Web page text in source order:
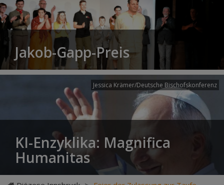
Jakob-Gapp-Preis
Jessica Krämer/Deutsche Bischofskonferenz
KI-Enzyklika: Magnifica
Humanitas